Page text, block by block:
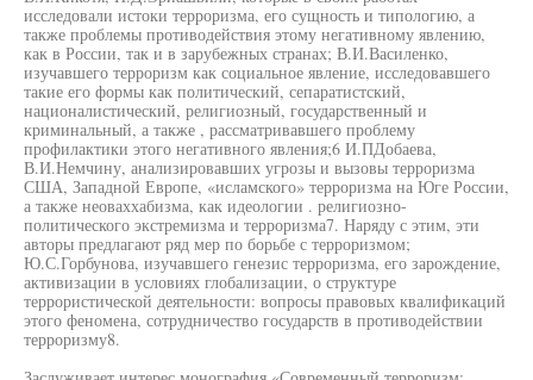
исследовали истоки терроризма, его сущность и типологию, а
также проблемы противодействия этому негативному явлению,
как в России, так и в зарубежных странах; В.И.Василенко,
изучавшего терроризм как социальное явление, исследовавшего
такие его формы как политический, сепаратистский,
националистический, религиозный, государственный и
криминальный, а также , рассматривавшего проблему
профилактики этого негативного явления;6 И.ПДобаева,
В.И.Немчину, анализировавших угрозы и вызовы терроризма
США, Западной Европе, «исламского» терроризма на Юге России,
а также неоваххабизма, как идеологии . религиозно-
политического экстремизма и терроризма7. Наряду с этим, эти
авторы предлагают ряд мер по борьбе с терроризмом;
Ю.С.Горбунова, изучавшего генезис терроризма, его зарождение,
активизации в условиях глобализации, о структуре
террористической деятельности: вопросы правовых квалификаций
этого феномена, сотрудничество государств в противодействии
терроризму8.